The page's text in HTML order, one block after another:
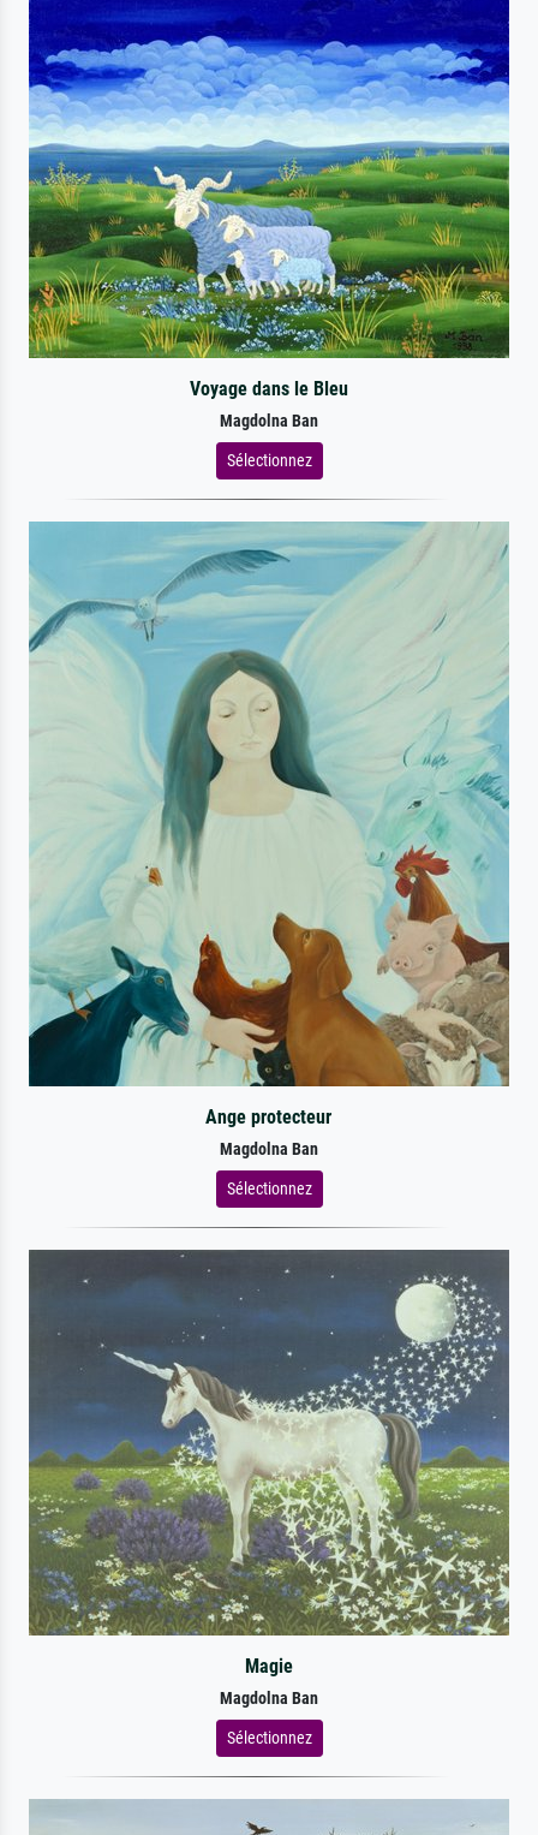
Voyage dans le Bleu
Magdolna Ban
Sélectionnez
Ange protecteur
Magdolna Ban
Sélectionnez
Magie
Magdolna Ban
Sélectionnez